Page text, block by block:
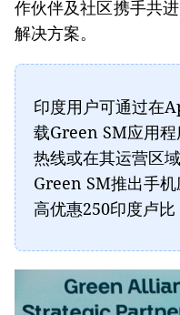
作伙伴及社区携手共
解决方案。
印度用户可通过在
载Green SM应用
热线或在其运营区
Green SM推出手
高优惠250印度卢比